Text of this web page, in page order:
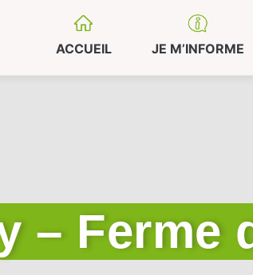
ACCUEIL JE M’INFORME
– Ferme